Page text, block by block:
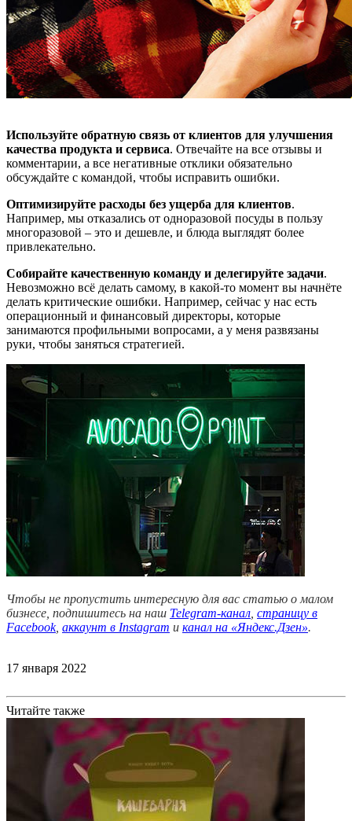
Используйте обратную связь от клиентов для улучшения
качества продукта и сервиса. Отвечайте на все отзывы и
комментарии, а все негативные отклики обязательно
обсуждайте с командой, чтобы исправить ошибки.
Оптимизируйте расходы без ущерба для клиентов.
Например, мы отказались от одноразовой посуды в пользу
многоразовой – это и дешевле, и блюда выглядят более
привлекательно.
Собирайте качественную команду и делегируйте задачи.
Невозможно всё делать самому, в какой-то момент вы начнёте
делать критические ошибки. Например, сейчас у нас есть
операционный и финансовый директоры, которые
занимаются профильными вопросами, а у меня развязаны
руки, чтобы заняться стратегией.
Чтобы не пропустить интересную для вас статью о малом
бизнесе, подпишитесь на наш Telegram-канал страницу в
Facebook, аккаунт в Instagram и канал на «Яндекс.Дзен».
17 января 2022
Читайте также